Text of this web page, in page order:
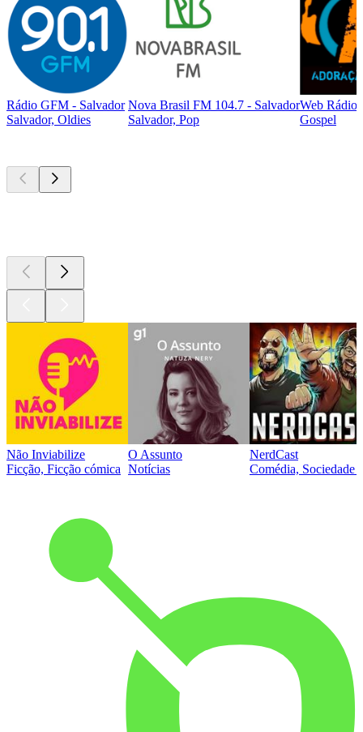
Rádio GFM - Salvador
Salvador, Oldies
Nova Brasil FM 104.7 - Salvador
Salvador, Pop
Web Rádio
Gospel
Não Inviabilize
Ficção, Ficção cómica
O Assunto
Notícias
NerdCast
Comédia, Sociedade